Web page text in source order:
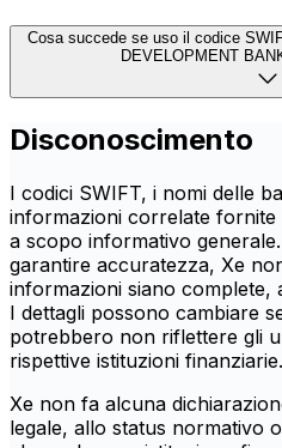
Cosa succede se uso il codice
DEVELOPMENT
Disconoscimento
I codici SWIFT, i nomi delle
informazioni correlate fornite
a scopo informativo
garantire accuratezza, Xe
informazioni siano complete,
I dettagli possono cambiare
potrebbero non riflettere gli
rispettive istituzioni finanziarie.
Xe non fa alcuna
legale, allo status normativo